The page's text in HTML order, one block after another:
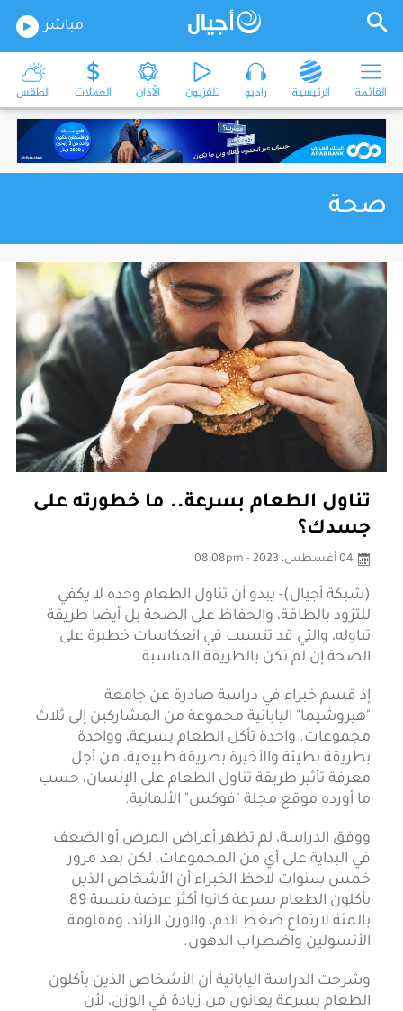
مباشر
القائمة الرئيسية راديو تلفزيون الأذان العملات الطقس
صحة
تناول الطعام بسرعة.. ما خطورته على
جسدك؟
04 أغسطس، 2023 - 08:08pm
(شبكة أجيال)- يبدو أن تناول الطعام وحده لا يكفي
للتزود بالطاقة، والحفاظ على الصحة بل أيضا طريقة
تناوله، والتي قد تتسبب في انعكاسات خطيرة على
الصحة إن لم تكن بالطريقة المناسبة.
إذ قسم خبراء في دراسة صادرة عن جامعة
"هيروشيما" اليابانية مجموعة من المشاركين إلى ثلاث
مجموعات. واحدة تأكل الطعام بسرعة، وواحدة
بطريقة بطيئة والأخيرة بطريقة طبيعية، من أجل
معرفة تأثير طريقة تناول الطعام على الإنسان، حسب
ما أورده موقع مجلة "فوكس" الألمانية.
ووفق الدراسة، لم تظهر أعراض المرض أو الضعف
في البداية على أي من المجموعات، لكن بعد مرور
خمس سنوات لاحظ الخبراء أن الأشخاص الذين
يأكلون الطعام بسرعة كانوا أكثر عرضة بنسبة 89
بالمئة لارتفاع ضغط الدم، والوزن الزائد، ومقاومة
الأنسولين واضطراب الدهون.
وشرحت الدراسة اليابانية أن الأشخاص الذين يأكلون
الطعام بسرعة يعانون من زيادة في الوزن، لأن